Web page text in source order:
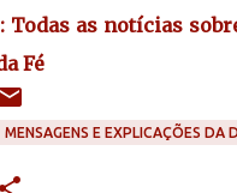
Todas as notícias
Fé
MENSAGENS E EXPLICAÇÕES DA